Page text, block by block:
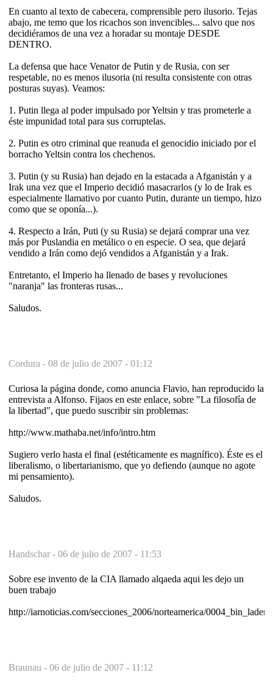
En cuanto al texto de cabecera, comprensible pero ilusorio. Tejas
abajo, me temo que los ricachos son invencibles... salvo que nos
decidiéramos de una vez a horadar su montaje DESDE
DENTRO.
La defensa que hace Venator de Putin y de Rusia, con ser
respetable, no es menos ilusoria (ni resulta consistente con otras
posturas suyas). Veamos:
1. Putin llega al poder impulsado por Yeltsin y tras prometerle a
éste impunidad total para sus corruptelas.
2. Putin es otro criminal que reanuda el genocidio iniciado por el
borracho Yeltsin contra los chechenos.
3. Putin (y su Rusia) han dejado en la estacada a Afganistán y a
Irak una vez que el Imperio decidió masacrarlos (y lo de Irak es
especialmente llamativo por cuanto Putin, durante un tiempo, hizo
como que se oponía...).
4. Respecto a Irán, Puti (y su Rusia) se dejará comprar una vez
más por Puslandia en metálico o en especie. O sea, que dejará
vendido a Irán como dejó vendidos a Afganistán y a Irak.
Entretanto, el Imperio ha llenado de bases y revoluciones
"naranja" las fronteras rusas...
Saludos.
Cordura - 08 de julio de 2007 - 01:12
Curiosa la página donde, como anuncia Flavio, han reproducido la
entrevista a Alfonso. Fijaos en este enlace, sobre "La filosofía de
la libertad", que puedo suscribir sin problemas:
http://www.mathaba.net/info/intro.htm
Sugiero verlo hasta el final (estéticamente es magnífico). Éste es el
liberalismo, o libertarianismo, que yo defiendo (aunque no agote
mi pensamiento).
Saludos.
Handschar - 06 de julio de 2007 - 11:53
Sobre ese invento de la CIA llamado alqaeda aqui les dejo un
buen trabajo
http://iarnoticias.com/secciones_2006/norteamerica/
Braunau - 06 de julio de 2007 - 11:12